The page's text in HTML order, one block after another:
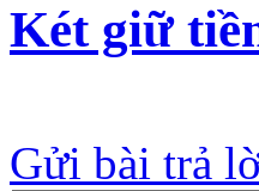
Két giữ
Gửi bài trả